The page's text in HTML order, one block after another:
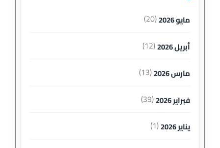
مايو 2026 (20)
أبريل 2026 (12)
مارس 2026 (13)
فبراير 2026 (39)
يناير 2026 (1)